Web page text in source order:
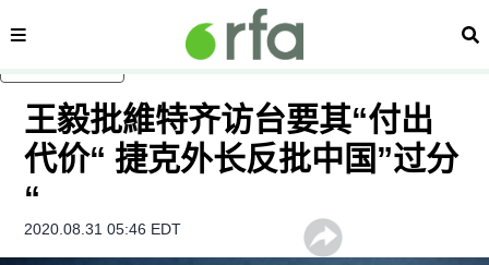
内容分类 搜
王毅批維特齐访台要其“付出
代价“ 捷克外长反批中国”过分
“
2020.08.31 05:46 EDT